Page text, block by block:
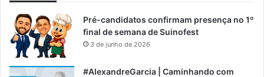
Pré-candidatos confirmam presença no 1º
final de semana de Suinofest
3 de junho de 2026
#AlexandreGarcia | Caminhando com